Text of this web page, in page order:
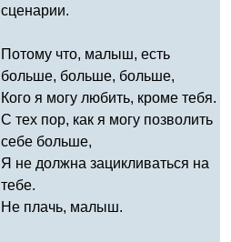
сценарии.
Потому что, малыш, есть
больше, больше, больше,
Кого я могу любить, кроме тебя.
С тех пор, как я могу позволить
себе больше,
Я не должна зацикливаться на
тебе.
Не плачь, малыш.